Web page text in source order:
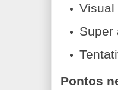
Visual
Super
Pontos